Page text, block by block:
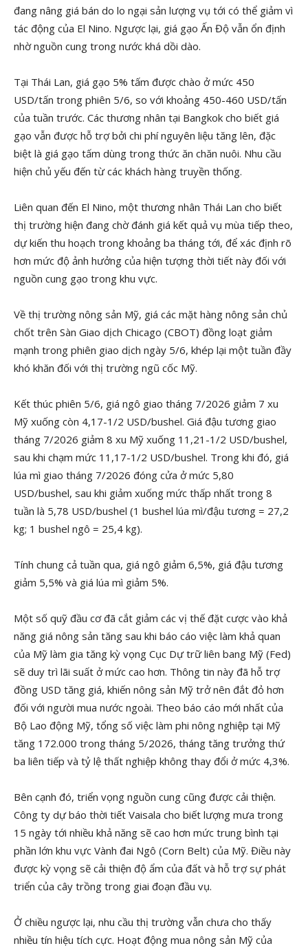
đang nâng giá bán do lo ngại sản lượng vụ tới có thể giảm vì
tác động của El Nino. Ngược lại, giá gạo Ấn Độ vẫn ổn định
nhờ nguồn cung trong nước khá dồi dào.
Tại Thái Lan, giá gạo 5% tấm được chào ở mức 450
USD/tấn trong phiên 5/6, so với khoảng 450-460 USD/tấn
của tuần trước. Các thương nhân tại Bangkok cho biết giá
gạo vẫn được hỗ trợ bởi chi phí nguyên liệu tăng lên, đặc
biệt là giá gạo tấm dùng trong thức ăn chăn nuôi. Nhu cầu
hiện chủ yếu đến từ các khách hàng truyền thống.
Liên quan đến El Nino, một thương nhân Thái Lan cho biết
thị trường hiện đang chờ đánh giá kết quả vụ mùa tiếp theo,
dự kiến thu hoạch trong khoảng ba tháng tới, để xác định rõ
hơn mức độ ảnh hưởng của hiện tượng thời tiết này đối với
nguồn cung gạo trong khu vực.
Về thị trường nông sản Mỹ, giá các mặt hàng nông sản chủ
chốt trên Sàn Giao dịch Chicago (CBOT) đồng loạt giảm
mạnh trong phiên giao dịch ngày 5/6, khép lại một tuần đầy
khó khăn đối với thị trường ngũ cốc Mỹ.
Kết thúc phiên 5/6, giá ngô giao tháng 7/2026 giảm 7 xu
Mỹ xuống còn 4,17-1/2 USD/bushel. Giá đậu tương giao
tháng 7/2026 giảm 8 xu Mỹ xuống 11,21-1/2 USD/bushel,
sau khi chạm mức 11,17-1/2 USD/bushel. Trong khi đó, giá
lúa mì giao tháng 7/2026 đóng cửa ở mức 5,80
USD/bushel, sau khi giảm xuống mức thấp nhất trong 8
tuần là 5,78 USD/bushel (1 bushel lúa mì/đậu tương = 27,2
kg; 1 bushel ngô = 25,4 kg).
Tính chung cả tuần qua, giá ngô giảm 6,5%, giá đậu tương
giảm 5,5% và giá lúa mì giảm 5%.
Một số quỹ đầu cơ đã cắt giảm các vị thế đặt cược vào khả
năng giá nông sản tăng sau khi báo cáo việc làm khả quan
của Mỹ làm gia tăng kỳ vọng Cục Dự trữ liên bang Mỹ (Fed)
sẽ duy trì lãi suất ở mức cao hơn. Thông tin này đã hỗ trợ
đồng USD tăng giá, khiến nông sản Mỹ trở nên đắt đỏ hơn
đối với người mua nước ngoài. Theo báo cáo mới nhất của
Bộ Lao động Mỹ, tổng số việc làm phi nông nghiệp tại Mỹ
tăng 172.000 trong tháng 5/2026, tháng tăng trưởng thứ
ba liên tiếp và tỷ lệ thất nghiệp không thay đổi ở mức 4,3%.
Bên cạnh đó, triển vọng nguồn cung cũng được cải thiện.
Công ty dự báo thời tiết Vaisala cho biết lượng mưa trong
15 ngày tới nhiều khả năng sẽ cao hơn mức trung bình tại
phần lớn khu vực Vành đai Ngô (Corn Belt) của Mỹ. Điều này
được kỳ vọng sẽ cải thiện độ ẩm của đất và hỗ trợ sự phát
triển của cây trồng trong giai đoạn đầu vụ.
Ở chiều ngược lại, nhu cầu thị trường vẫn chưa cho thấy
nhiều tín hiệu tích cực. Hoạt động mua nông sản Mỹ của